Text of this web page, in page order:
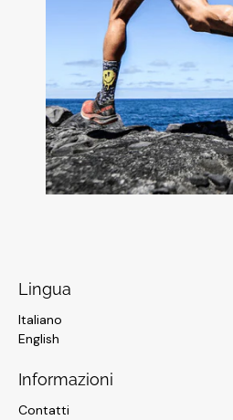
Lingua
Italiano
English
Informazioni
Contatti